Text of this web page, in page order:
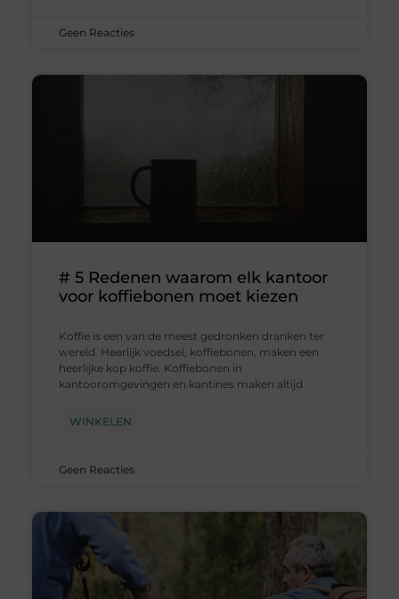
Geen Reacties
# 5 Redenen waarom elk kantoor
voor koffiebonen moet kiezen
Koffie is een van de meest gedronken dranken ter
wereld. Heerlijk voedsel, koffiebonen, maken een
heerlijke kop koffie. Koffiebonen in
kantooromgevingen en kantines maken altijd
WINKELEN
Geen Reacties